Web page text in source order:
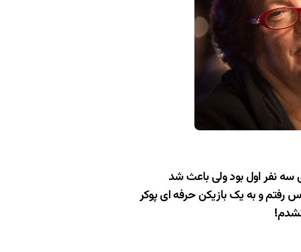
سه نفر اول بود ولی باعث شد
رفتم و به یک بازیکن حرفه ای پوکر